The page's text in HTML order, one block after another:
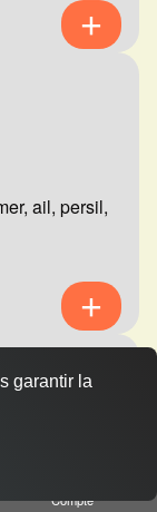
ail, persil,
Compte
garantir la